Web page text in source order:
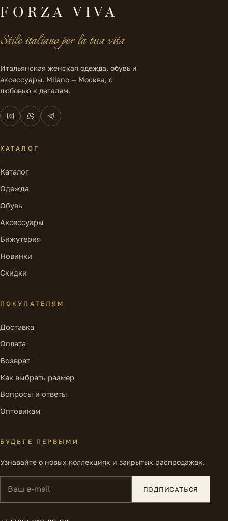
FORZA VIVA
Stile italiano per la tua vita
Итальянская женская одежда, обувь и
аксессуары. Milano — Москва, с
любовью к деталям.
КАТАЛОГ
Каталог
Одежда
Обувь
Аксессуары
Бижутерия
Новинки
Скидки
ПОКУПАТЕЛЯМ
Доставка
Оплата
Возврат
Как выбрать размер
Вопросы и ответы
Оптовикам
БУДЬТЕ ПЕРВЫМИ
Узнавайте о новых коллекциях и закрытых распродажах.
ПОДПИСАТЬСЯ